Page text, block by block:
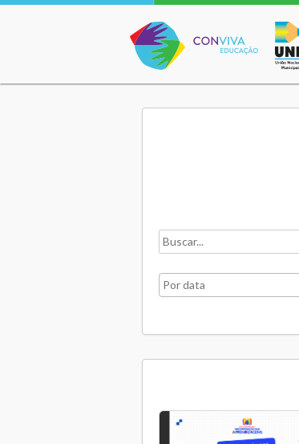
Conviva Educação